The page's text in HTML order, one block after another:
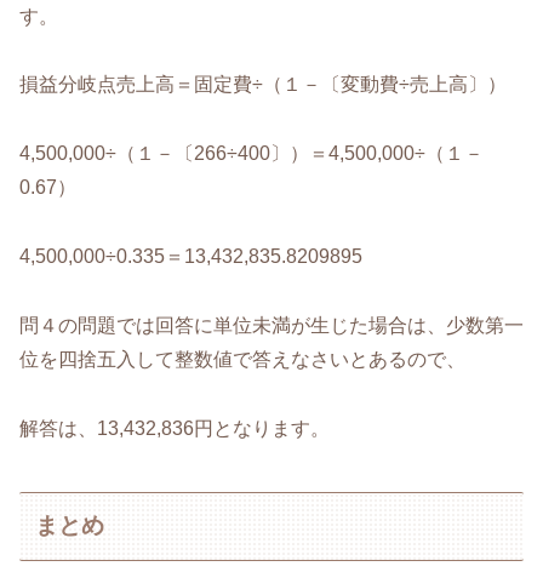
す。
損益分岐点売上高＝固定費÷（１－〔変動費÷売上高〕）
4,500,000÷（１－〔266÷400〕）＝4,500,000÷（１－
0.67）
4,500,000÷0.335＝13,432,835.8209895
問４の問題では回答に単位未満が生じた場合は、少数第一
位を四捨五入して整数値で答えなさいとあるので、
解答は、13,432,836円となります。
まとめ